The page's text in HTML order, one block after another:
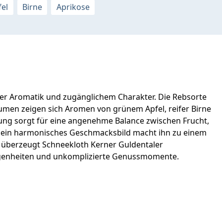
Birne Aprikose
Aromatik und zugänglichem Charakter. Die Rebsorte
zeigen sich Aromen von grünem Apfel, reifer Birne
sorgt für eine angenehme Balance zwischen Frucht,
harmonisches Geschmacksbild macht ihn zu einem
Schneekloth Kerner Guldentaler
und unkomplizierte Genussmomente.